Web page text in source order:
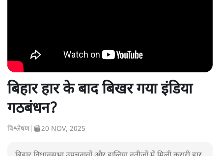
बिहार हार के बाद बिखर गया इंडिया
गठबंधन?
विश्लेषण| 20 NOV, 2025